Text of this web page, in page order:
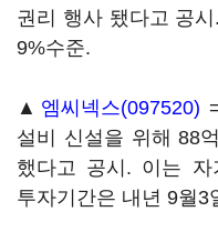
권리 행사 됐다고 공
9%수준.
▲ 엠씨넥스(097520)
설비 신설을 위해 88
했다고 공시. 이는 자
투자기간은 내년 9월3